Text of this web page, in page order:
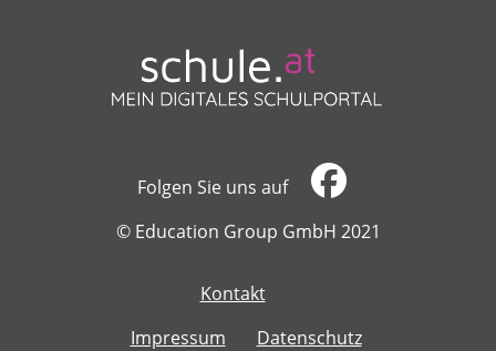
Folgen Sie uns auf
​​​​​​​© Education Group GmbH 2021
Kontakt
Impressum
Datenschutz